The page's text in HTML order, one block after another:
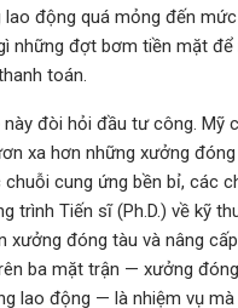
lao động quá mỏng đến
những đợt bơm tiền mặt để
toán.
đòi hỏi đầu tư công. Mỹ
xa hơn những xưởng
cung ứng bền bỉ, các
trình Tiến sĩ (Ph.D.) về kỹ
xưởng đóng tàu và nâng
ba mặt trận — xưởng
lao động — là nhiệm vụ mà